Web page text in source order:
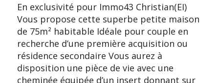
En exclusivité pour Immo43 Christian(EI)
Vous propose cette superbe petite maison
de 75m² habitable Idéale pour couple en
recherche d’une première acquisition ou
résidence secondaire Vous aurez à
disposition une pièce de vie avec une
cheminée équipée d’un insert donnant sur